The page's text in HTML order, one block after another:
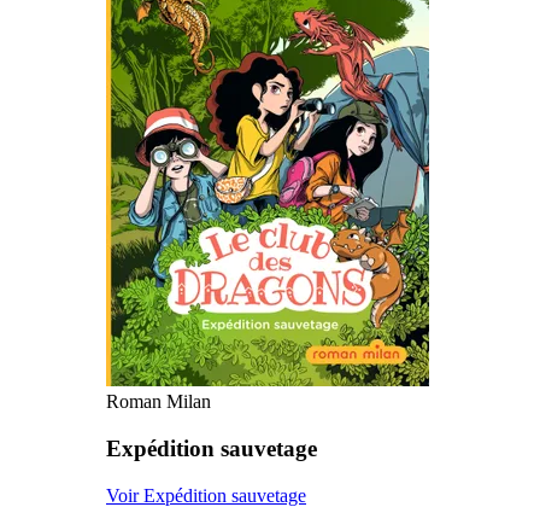
Roman Milan
Expédition sauvetage
Voir Expédition sauvetage